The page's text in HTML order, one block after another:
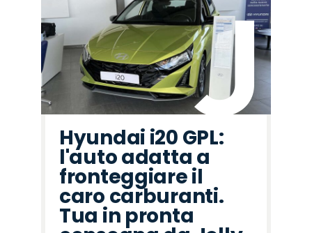
Hyundai i20 GPL:
l'auto adatta a
fronteggiare il
caro carburanti.
Tua in pronta